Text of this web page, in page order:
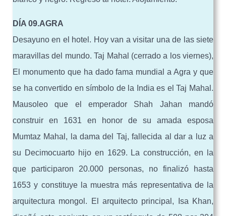
DÍA 09.AGRA
Desayuno en el hotel. Hoy van a visitar una de las siete
maravillas del mundo. Taj Mahal (cerrado a los viernes),
El monumento que ha dado fama mundial a Agra y que
se ha convertido en símbolo de la India es el Taj Mahal.
Mausoleo que el emperador Shah Jahan mandó
construir en 1631 en honor de su amada esposa
Mumtaz Mahal, la dama del Taj, fallecida al dar a luz a
su Decimocuarto hijo en 1629. La construcción, en la
que participaron 20.000 personas, no finalizó hasta
1653 y constituye la muestra más representativa de la
arquitectura mongol. El arquitecto principal, Isa Khan,